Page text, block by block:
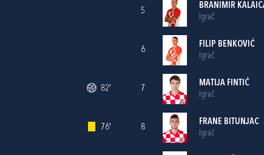
82'
76'
5
BRANIMIR
Igrač
6
FILIP BENKOVIĆ
Igrač
7
MATIJA FINTIĆ
Igrač
8
FRANE BITUNJAC
Igrač